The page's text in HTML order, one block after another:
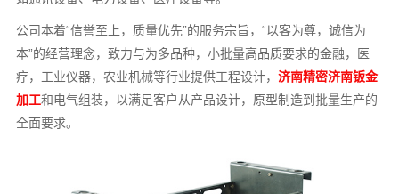
公司本着“信誉至上，质量优先”的服务宗旨，“以客为尊，诚信为
本”的经营理念，致力与为多品种，小批量高品质要求的金融，医
疗，工业仪器，农业机械等行业提供工程设计，济南精密济南钣金
加工和电气组装，以满足客户从产品设计，原型制造到批量生产的
全面要求。